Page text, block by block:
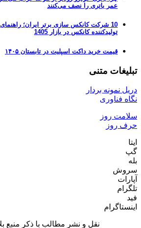
عمر باتری را نصف می‌کنند
10 شرکت کانکس سازی برتر ایران؛
تولیدکننده کانکس در بازار 1405
قیمت خرید داکت اسپلیت در تابستان ۱۴۰۵
تبلیغات متنی
دریل نمونه بردار
نگاه فناوری
سلامت روز
حرف روز
ایتا
گپ
بله
سروش
آپارات
تلگرام
فید
اینستاگرام
نقل و نشر مطالب با ذکر منبع